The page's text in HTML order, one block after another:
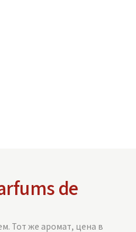
de
Тот же аромат, цена в